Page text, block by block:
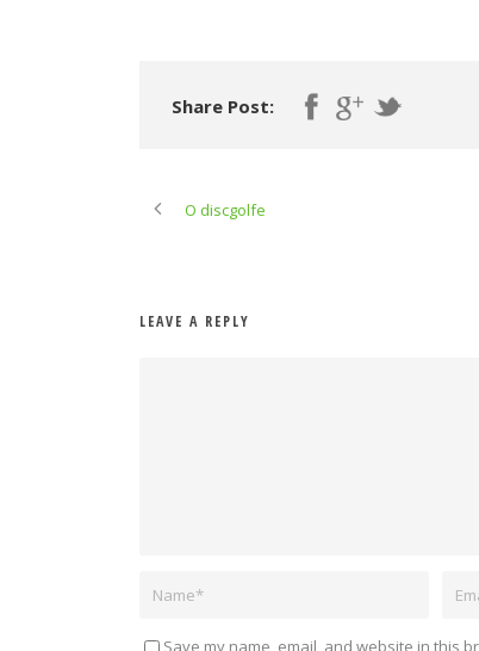
Share Post:
O discgolfe
LEAVE A REPLY
Save my name, email, and website in this